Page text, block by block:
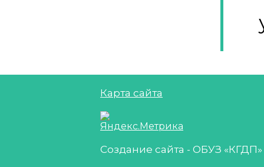
Карта сайта
Создание сайта - ОБУЗ «КГДП»